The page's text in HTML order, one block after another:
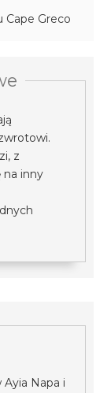
Cape Greco
z
na inny
Napa i